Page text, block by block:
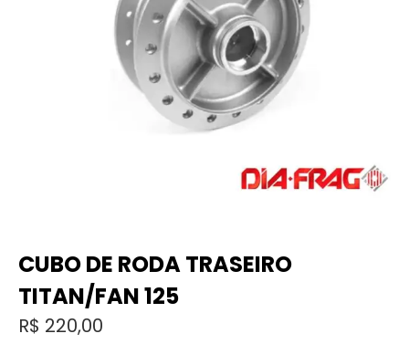
CUBO DE RODA TRASEIRO
TITAN/FAN 125
R$ 220,00